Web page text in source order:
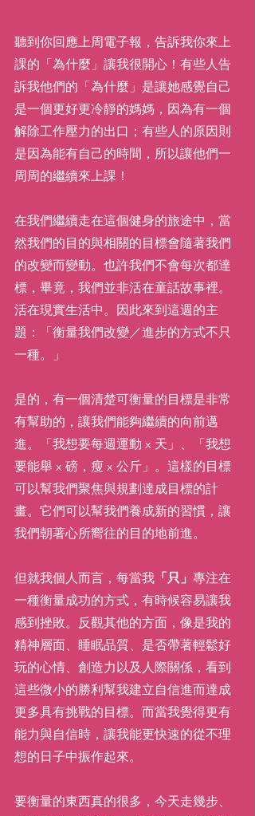
聽到你回應上周電子報，告訴我你來上
課的「為什麼」讓我很開心！有些人告
訴我他們的「為什麼」是讓她感覺自己
是一個更好更冷靜的媽媽，因為有一個
解除工作壓力的出口；有些人的原因則
是因為能有自己的時間，所以讓他們一
周周的繼續來上課！
在我們繼續走在這個健身的旅途中，當
然我們的目的與相關的目標會隨著我們
的改變而變動。也許我們不會每次都達
標，畢竟，我們並非活在童話故事裡。
活在現實生活中。因此來到這週的主
題：「衡量我們改變／進步的方式不只
一種。」
是的，有一個清楚可衡量的目標是非常
有幫助的，讓我們能夠繼續的向前邁
進。「我想要每週運動 x 天」、「我想
要能舉 x 磅，瘦 x 公斤」。這樣的目標
可以幫我們聚焦與規劃達成目標的計
畫。它們可以幫我們養成新的習慣，讓
我們朝著心所嚮往的目的地前進。
但就我個人而言，每當我 「只」 專注在
一種衡量成功的方式，有時候容易讓我
感到挫敗。反觀其他的方面，像是我的
精神層面、睡眠品質、是否帶著輕鬆好
玩的心情、創造力以及人際關係，看到
這些微小的勝利幫我建立自信進而達成
更多具有挑戰的目標。而當我覺得更有
能力與自信時，讓我能更快速的從不理
想的日子中振作起來。
要衡量的東西真的很多，今天走幾步、